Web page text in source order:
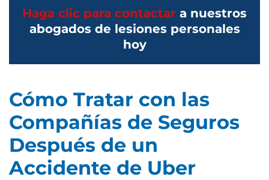
Haga clic para contactar a nuestros
abogados de lesiones personales
hoy
Cómo Tratar con las
Compañías de Seguros
Después de un
Accidente de Uber